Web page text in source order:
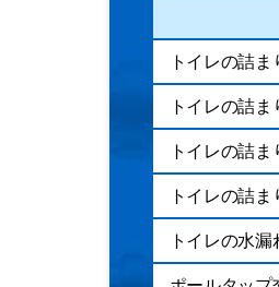
トイレの詰ま
トイレの詰ま
トイレの詰
トイレの詰ま
トイレの水漏